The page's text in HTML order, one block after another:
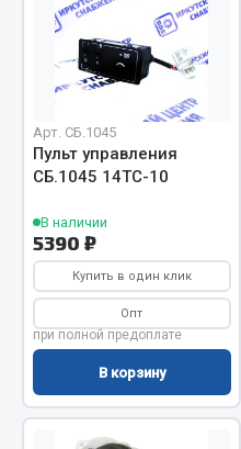
Силовое оборудование
Слесарный инструмент
Столярный инструмент
Показать
Весь раздел
Цепи подъёмные
РТИ
Кольца уплотнительные
Арт. СБ.1045
Пульт управления
СБ.1045 14ТС-10
В наличии
5390 ₽
Купить в один клик
Опт
при полной предоплате
В корзину